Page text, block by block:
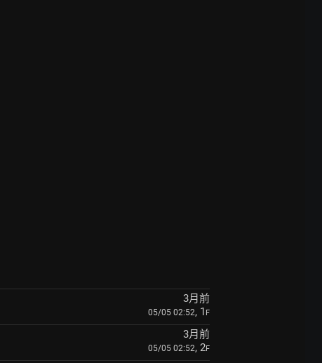
3月前
05/05 02:52, 1 F
3月前
05/05 02:52, 2F